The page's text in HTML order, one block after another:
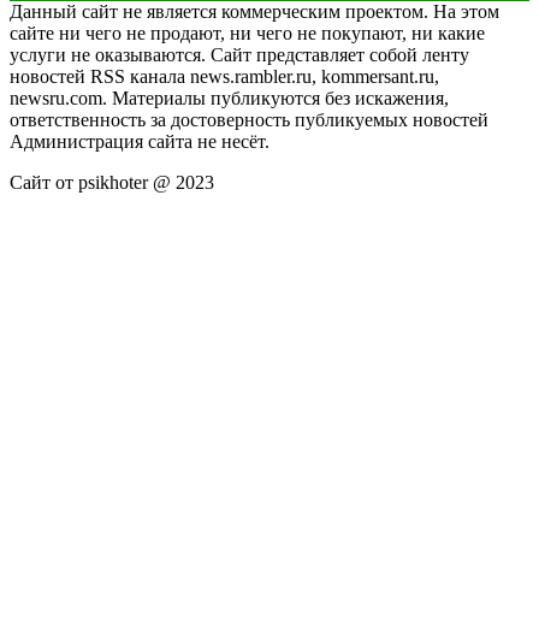
Данный сайт не является коммерческим проектом. На этом
сайте ни чего не продают, ни чего не покупают, ни какие
услуги не оказываются. Сайт представляет собой ленту
новостей RSS канала news.rambler.ru, kommersant.ru,
newsru.com. Материалы публикуются без искажения,
ответственность за достоверность публикуемых новостей
Администрация сайта не несёт.
Сайт от psikhoter @ 2023